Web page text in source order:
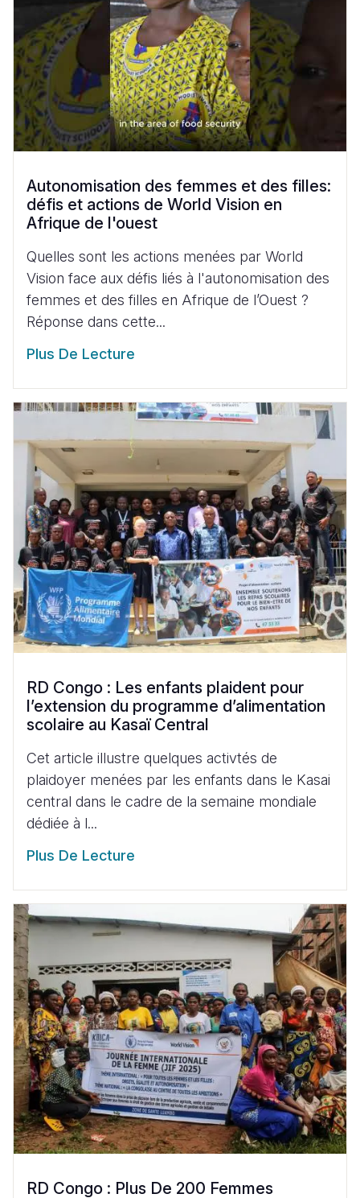
Autonomisation des femmes et des filles:
défis et actions de World Vision en
Afrique de l'ouest
Quelles sont les actions menées par World
Vision face aux défis liés à l'autonomisation des
femmes et des filles en Afrique de l’Ouest ?
Réponse dans cette...
Plus De Lecture
RD Congo : Les enfants plaident pour
l’extension du programme d’alimentation
scolaire au Kasaï Central
Cet article illustre quelques activtés de
plaidoyer menées par les enfants dans le Kasai
central dans le cadre de la semaine mondiale
dédiée à l...
Plus De Lecture
RD Congo : Plus De 200 Femmes